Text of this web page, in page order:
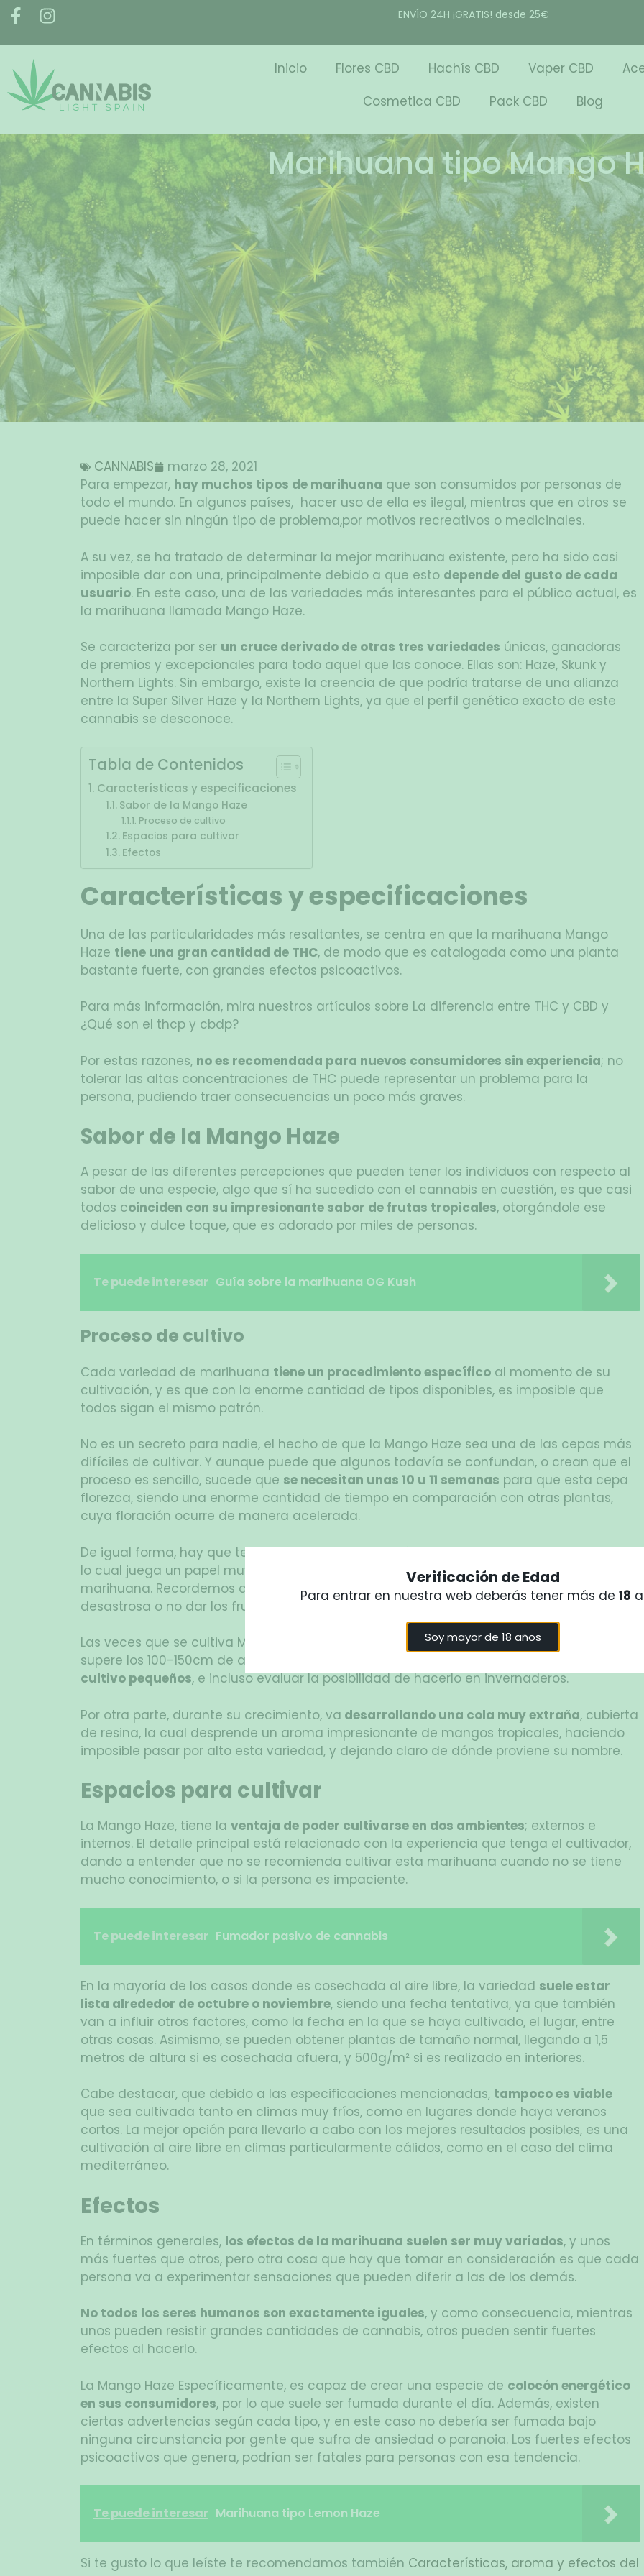
ENVÍO 24H ¡GRATIS! desde 25€
Inicio Flores CBD Hachís CBD Vaper CBD
Cosmetica CBD
Pack CBD Blog
Marihuana tipo Mango
CANNABIS
marzo 28, 2021
Para empezar, hay muchos tipos de marihuana que son consumidos por personas de
todo el mundo. En algunos países, hacer uso de ella es ilegal, mientras que en otros se
puede hacer sin ningún tipo de problema,por motivos recreativos o medicinales.
A su vez, se ha tratado de determinar la mejor marihuana existente, pero ha sido casi
imposible dar con una, principalmente debido a que esto depende del gusto de cada
usuario. En este caso, una de las variedades más interesantes para el público actual, es
la marihuana llamada Mango Haze.
Se caracteriza por ser un cruce derivado de otras tres variedades únicas, ganadoras
de premios y excepcionales para todo aquel que las conoce. Ellas son: Haze, Skunk y
Northern Lights. Sin embargo, existe la creencia de que podría tratarse de una alianza
entre la Super Silver Haze y la Northern Lights, ya que el perfil genético exacto de este
cannabis se desconoce.
Tabla de Contenidos
Características y especificaciones
Sabor de la Mango Haze
Proceso de cultivo
Espacios para cultivar
Efectos
Características y especificaciones
Una de las particularidades más resaltantes, se centra en que la marihuana Mango
Haze tiene una gran cantidad de THC, de modo que es catalogada como una planta
bastante fuerte, con grandes efectos psicoactivos.
Para más información, mira nuestros artículos sobre La diferencia entre THC y CBD y
¿Qué son el thcp y cbdp?
Por estas razones, no es recomendada para nuevos consumidores sin experiencia; no
tolerar las altas concentraciones de THC puede representar un problema para la
persona, pudiendo traer consecuencias un poco más graves.
Sabor de la Mango Haze
A pesar de las diferentes percepciones que pueden tener los individuos con respecto al
sabor de una especie, algo que sí ha sucedido con el cannabis en cuestión, es que casi
todos coinciden con su impresionante sabor de frutas tropicales, otorgándole ese
delicioso y dulce toque, que es adorado por miles de personas.
Te puede interesar Guía sobre la marihuana OG Kush
Proceso de cultivo
Cada variedad de marihuana tiene un procedimiento específico al momento de su
cultivación, y es que con la enorme cantidad de tipos disponibles, es imposible que
todos sigan el mismo patrón.
No es un secreto para nadie, el hecho de que la Mango Haze sea una de las cepas más
difíciles de cultivar. Y aunque puede que algunos todavía se confundan, o crean que el
proceso es sencillo, sucede que se necesitan unas 10 u 11 semanas para que esta cepa
florezca, siendo una enorme cantidad de tiempo en comparación con otras plantas,
cuya floración ocurre de manera acelerada.
De igual forma, hay que tener en cuentainformación sobre el crecimiento de la planta,
lo cual juega un papel muy importante para todos los cultivadores frecuentes de
marihuana. Recordemos que si no se conocen estos datos, la cultivación podría ser
desastrosa o no dar los frutos esperados.
Las veces que se cultiva Mango Haze en espacios cerrados, es muy raro que la planta
supere los 100-150cm de altura, así que
cultivo pequeños, e incluso evaluar la posibilidad de hacerlo en invernaderos.
Por otra parte, durante su crecimiento, va desarrollando una cola muy extraña, cubierta
de resina, la cual desprende un aroma impresionante de mangos tropicales, haciendo
imposible pasar por alto esta variedad, y dejando claro de dónde proviene su nombre.
Espacios para cultivar
La Mango Haze, tiene la ventaja de poder cultivarse en dos ambientes; externos e
internos. El detalle principal está relacionado con la experiencia que tenga el cultivador,
dando a entender que no se recomienda cultivar esta marihuana cuando no se tiene
mucho conocimiento, o si la persona es impaciente.
Te puede interesar Fumador pasivo de cannabis
En la mayoría de los casos donde es cosechada al aire libre, la variedad suele estar
lista alrededor de octubre o noviembre, siendo una fecha tentativa, ya que también
van a influir otros factores, como la fecha en la que se haya cultivado, el lugar, entre
otras cosas. Asimismo, se pueden obtener plantas de tamaño normal, llegando a 1,5
metros de altura si es cosechada afuera, y 500g/m² si es realizado en interiores.
Cabe destacar, que debido a las especificaciones mencionadas, tampoco es viable
que sea cultivada tanto en climas muy fríos, como en lugares donde haya veranos
cortos. La mejor opción para llevarlo a cabo con los mejores resultados posibles, es una
cultivación al aire libre en climas particularmente cálidos, como en el caso del clima
mediterráneo.
Efectos
En términos generales, los efectos de la marihuana suelen ser muy variados, y unos
más fuertes que otros, pero otra cosa que hay que tomar en consideración es que cada
persona va a experimentar sensaciones que pueden diferir a las de los demás.
No todos los seres humanos son exactamente iguales, y como consecuencia, mientras
unos pueden resistir grandes cantidades de cannabis, otros pueden sentir fuertes
efectos al hacerlo.
La Mango Haze Específicamente, es capaz de crear una especie de colocón energético
en sus consumidores, por lo que suele ser fumada durante el día. Además, existen
ciertas advertencias según cada tipo, y en este caso no debería ser fumada bajo
ninguna circunstancia por gente que sufra de ansiedad o paranoia. Los fuertes efectos
psicoactivos que genera, podrían ser fatales para personas con esa tendencia.
Te puede interesar Marihuana tipo Lemon Haze
Si te gusto lo que leíste te recomendamos también Características, aroma y efectos del
Verificación de Edad
Para entrar en nuestra web deberás tener más de 18
Soy mayor de 18 años